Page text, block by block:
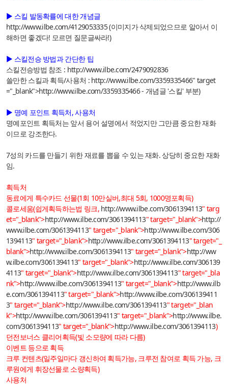
▶ 스킬 발동확률에 대한 개념글
http://www.ilbe.com/4129053335(이미지가 삭제되었으므로 알아서 이
해하면 좋겠다! 모르면 질문글싸라!)
▶ 스킬전승 방법과 간단한 팁
스킬전승방법 참조 : http://www.ilbe.com/2479092836
쓸만한 스킬과 획득/사용처 : http://www.ilbe.com/3359335466" target
="_blank">http://www.ilbe.com/3359335466- 개념글 '스킬' 부분)
▶ 명예 포인트 획득처, 사용처
명예포인트 획득처는 앞서 용어 설명에서 적었지만 그만큼 중요한 재화
이므로 강조한다.
7성의 카드를 만들기 위한 재료를 뽑을 수 있는 재화. 상당히 중요한 재화
임.
획득처
동료에게 특수카드 선물(1회 10만실버,최대 5회, 1000명포획득)
콜로세움(쉽게획득하는법 링크, http://www.ilbe.com/3061394113" targ
et="_blank">http://www.ilbe.com/3061394113" target="_blank">http://
www.ilbe.com/3061394113" target="_blank">http://www.ilbe.com/306
1394113" target="_blank">http://www.ilbe.com/3061394113" target="_
blank">http://www.ilbe.com/3061394113" target="_blank">http://ww
w.ilbe.com/3061394113" target="_blank">http://www.ilbe.com/306139
4113" target="_blank">http://www.ilbe.com/3061394113" target="_bla
nk">http://www.ilbe.com/3061394113" target="_blank">http://www.ilb
e.com/3061394113" target="_blank">http://www.ilbe.com/306139411
3" target="_blank">http://www.ilbe.com/3061394113" target="_blan
k">http://www.ilbe.com/3061394113" target="_blank">http://www.ilbe.
com/3061394113" target="_blank">http://www.ilbe.com/3061394113)
던전보너스 클리어획득(빛 소모량에 따라 다름)
이벤트 등으로 획득
크루 컨텐츠(일주일마다 갱신하여 획득가능, 크루전 참여로 획득 가능, 크
루원에게 휘장선물로 소량획득)
사용처